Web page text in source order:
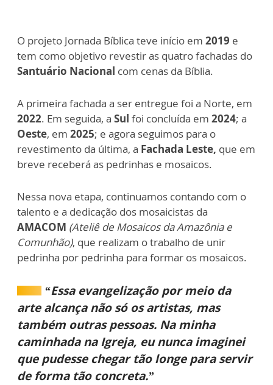
O projeto Jornada Bíblica teve início em 2019 e
tem como objetivo revestir as quatro fachadas do
Santuário Nacional com cenas da Bíblia.
A primeira fachada a ser entregue foi a Norte, em
2022. Em seguida, a Sul foi concluída em 2024; a
Oeste, em 2025; e agora seguimos para o
revestimento da última, a Fachada Leste, que em
breve receberá as pedrinhas e mosaicos.
Nessa nova etapa, continuamos contando com o
talento e a dedicação dos mosaicistas da
AMACOM (Ateliê de Mosaicos da Amazônia e
Comunhão), que realizam o trabalho de unir
pedrinha por pedrinha para formar os mosaicos.
“Essa evangelização por meio da
arte alcança não só os artistas, mas
também outras pessoas. Na minha
caminhada na Igreja, eu nunca imaginei
que pudesse chegar tão longe para servir
de forma tão concreta.”